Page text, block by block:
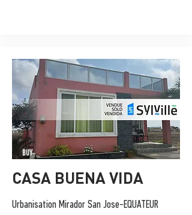
BUY
CASA BUENA VIDA
Urbanisation Mirador San Jose-EQUATEUR